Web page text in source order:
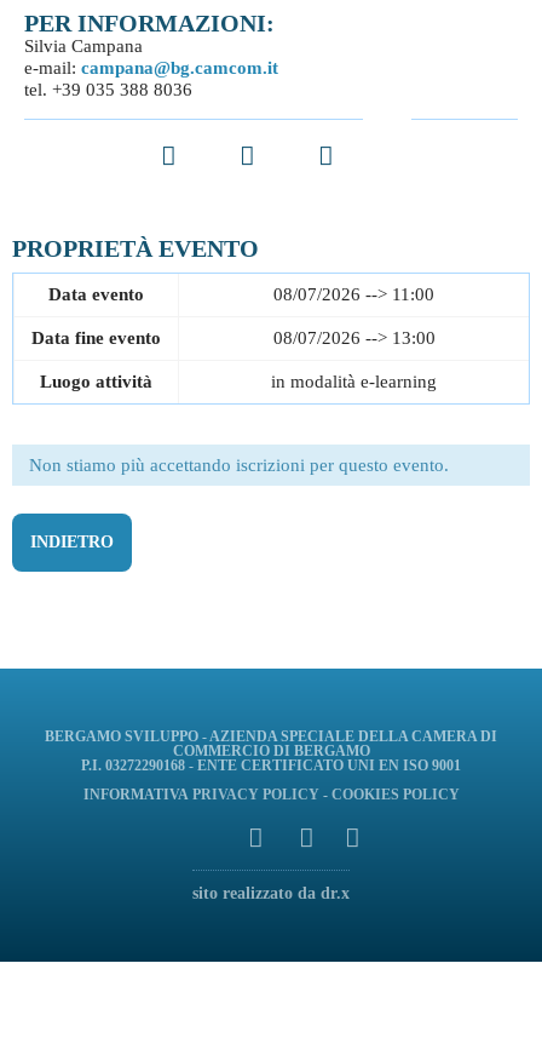
PER INFORMAZIONI:
Silvia Campana
e-mail: campana@bg.camcom.it
tel. +39 035 388 8036
Facebook Twitter
PROPRIETÀ EVENTO
Data evento 08/07/2026 --> 11:00
Data fine evento 08/07/2026 --> 13:00
Luogo attività in modalità e-learning
Non stiamo più accettando iscrizioni per questo evento.
INDIETRO
BERGAMO SVILUPPO - AZIENDA SPECIALE DELLA CAMERA DI
COMMERCIO DI BERGAMO
P.I. 03272290168 - ENTE CERTIFICATO UNI EN ISO 9001
INFORMATIVA PRIVACY POLICY- COOKIES POLICY
sito realizzato da dr.x